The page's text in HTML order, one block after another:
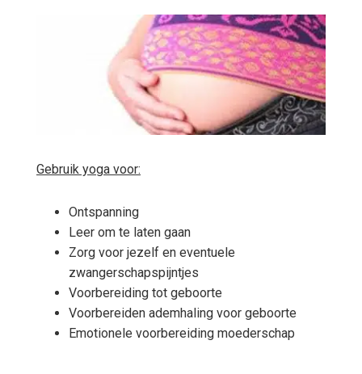
Gebruik yoga voor:
Ontspanning
Leer om te laten gaan
Zorg voor jezelf en eventuele
zwangerschapspijntjes
Voorbereiding tot geboorte
Voorbereiden ademhaling voor geboorte
Emotionele voorbereiding moederschap